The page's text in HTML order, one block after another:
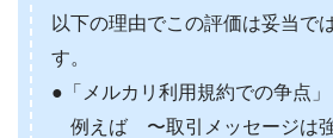
以下の理由でこの評価は妥当で
す。
●「メルカリ利用規約での争点」
例えば 〜取引メッセージは